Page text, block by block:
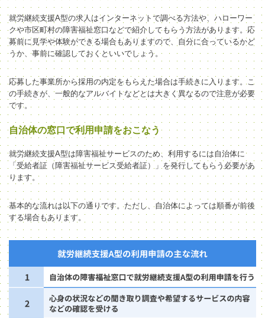
就労継続支援A型の求人はインターネットで調べる方法や、ハローワー
クや市区町村の障害福祉窓口などで紹介してもらう方法があります。応
募前に見学や体験ができる場合もありますので、自分に合っているかど
うか、事前に確認しておくといいでしょう。
応募した事業所から採用の内定をもらえた場合は手続きに入ります。こ
の手続きが、一般的なアルバイトなどとは大きく異なるので注意が必要
です。
自治体の窓口で利用申請をおこなう
就労継続支援A型は障害福祉サービスのため、利用するには自治体に
「受給者証（障害福祉サービス受給者証）」を発行してもらう必要があ
ります。
基本的な流れは以下の通りです。ただし、自治体によっては順番が前後
する場合もあります。